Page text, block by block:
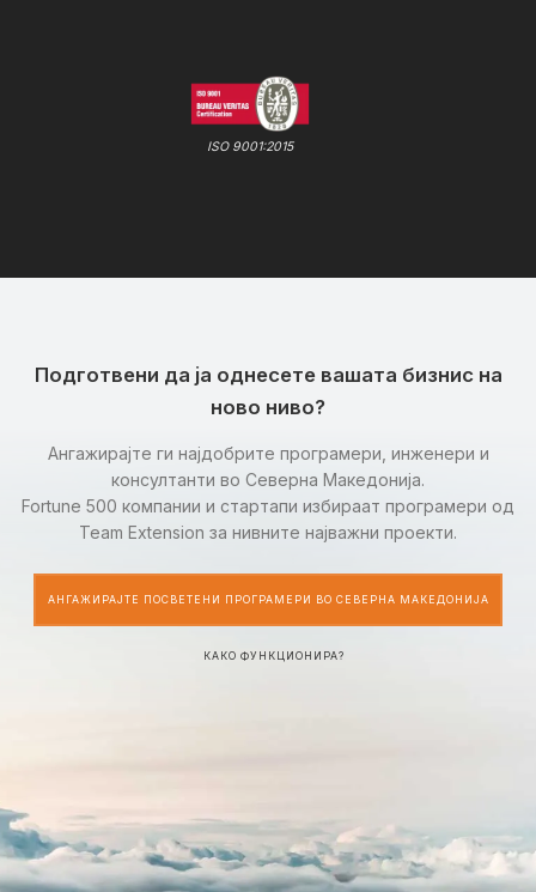
ISO 9001:2015
Подготвени да ја однесете вашата бизнис на
ново ниво?
Ангажирајте ги најдобрите програмери, инженери и
консултанти во Северна Македонија.
Fortune 500 компании и стартапи избираат програмери од
Team Extension за нивните најважни проекти.
АНГАЖИРАЈТЕ ПОСВЕТЕНИ ПРОГРАМЕРИ ВО СЕВЕРНА МАКЕДОНИЈА
КАКО ФУНКЦИОНИРА?